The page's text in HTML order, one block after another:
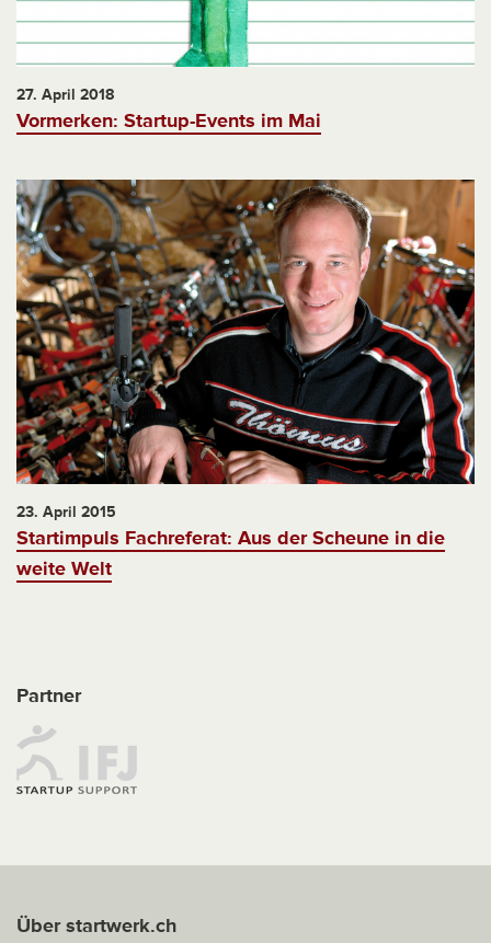
27. April 2018
Vormerken: Startup-Events im Mai
23. April 2015
Startimpuls Fachreferat: Aus der Scheune in die
weite Welt
Partner
Über startwerk.ch